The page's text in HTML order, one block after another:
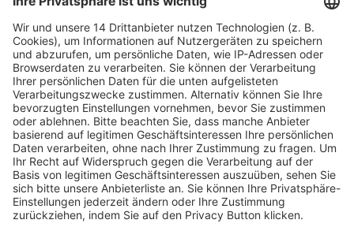
Fachmedien Recht und Wirtschaft
Ein Fachbereich der
dfv Mediengruppe
Mainzer Landstr. 251
60326 Frankfurt am Main
E-Mail:info@ruw.de